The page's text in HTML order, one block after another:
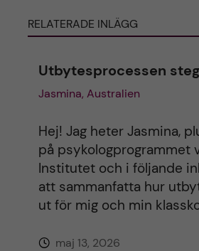
RELATERADE INLÄGG
Utbytesprocessen
Jasmina, Australien
Hej! Jag heter Jasmina,
på psykologprogrammet
Institutet och i följande
att sammanfatta hur
ut för mig och min
maj 13, 2026